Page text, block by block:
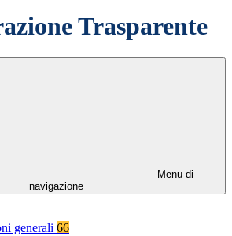
Trasparente
Menu di
navigazione
generali 66